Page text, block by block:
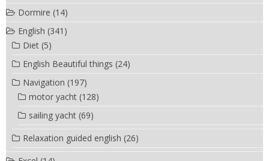
Dormire (14)
English (341)
Diet (5)
English Beautiful things (24)
Navigation (197)
motor yacht (128)
sailing yacht (69)
Relaxation guided english (26)